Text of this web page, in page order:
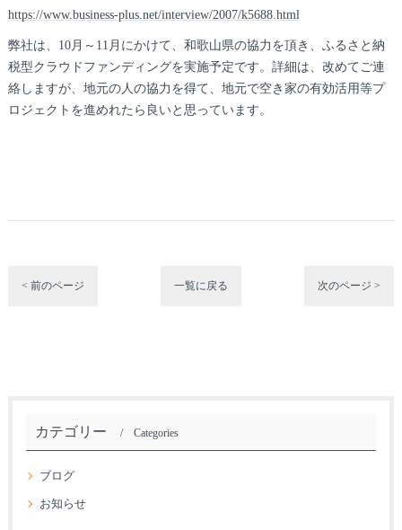
https://www.business-plus.net/interview/2007/k5688.html
弊社は、10月～11月にかけて、和歌山県の協力を頂き、ふるさと納
税型クラウドファンディングを実施予定です。詳細は、改めてご連
絡しますが、地元の人の協力を得て、地元で空き家の有効活用等プ
ロジェクトを進めれたら良いと思っています。
< 前のページ 一覧に戻る 次のページ >
カテゴリー Categories
ブログ
お知らせ